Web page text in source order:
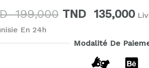
199,000 TND 135,000
En 24h
Modalité De